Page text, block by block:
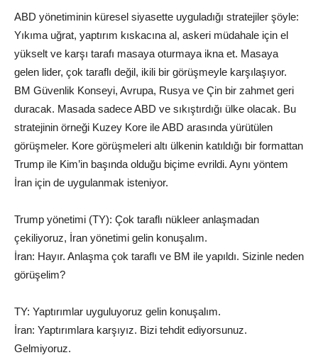
ABD yönetiminin küresel siyasette uyguladığı stratejiler şöyle:
Yıkıma uğrat, yaptırım kıskacına al, askeri müdahale için el
yükselt ve karşı tarafı masaya oturmaya ikna et. Masaya
gelen lider, çok taraflı değil, ikili bir görüşmeyle karşılaşıyor.
BM Güvenlik Konseyi, Avrupa, Rusya ve Çin bir zahmet geri
duracak. Masada sadece ABD ve sıkıştırdığı ülke olacak. Bu
stratejinin örneği Kuzey Kore ile ABD arasında yürütülen
görüşmeler. Kore görüşmeleri altı ülkenin katıldığı bir formattan
Trump ile Kim’in başında olduğu biçime evrildi. Aynı yöntem
İran için de uygulanmak isteniyor.
Trump yönetimi (TY): Çok taraflı nükleer anlaşmadan
çekiliyoruz, İran yönetimi gelin konuşalım.
İran: Hayır. Anlaşma çok taraflı ve BM ile yapıldı. Sizinle neden
görüşelim?
TY: Yaptırımlar uyguluyoruz gelin konuşalım.
İran: Yaptırımlara karşıyız. Bizi tehdit ediyorsunuz.
Gelmiyoruz.